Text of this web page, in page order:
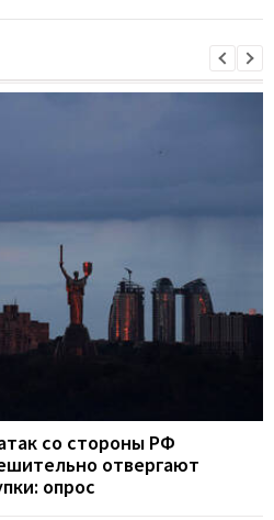
со стороны РФ
отвергают
опрос